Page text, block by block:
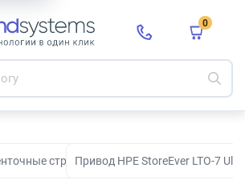
0
стримерыПривод HPE StoreEver LTO-7